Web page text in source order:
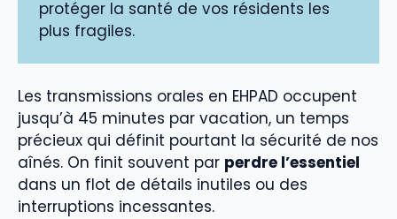
protéger la santé de vos résidents les
plus fragiles.
Les transmissions orales en EHPAD occupent
jusqu’à 45 minutes par vacation, un temps
précieux qui définit pourtant la sécurité de nos
aînés. On finit souvent par perdre l’essentiel
dans un flot de détails inutiles ou des
interruptions incessantes.